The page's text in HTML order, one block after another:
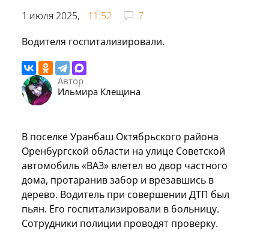
1 июля 2025, 11:52
7
Водителя госпитализировали.
Автор
Ильмира Клещина
В поселке Уранбаш Октябрьского района
Оренбургской области на улице Советской
автомобиль «ВАЗ» влетел во двор частного
дома, протаранив забор и врезавшись в
дерево. Водитель при совершении ДТП был
пьян. Его госпитализировали в больницу.
Сотрудники полиции проводят проверку.